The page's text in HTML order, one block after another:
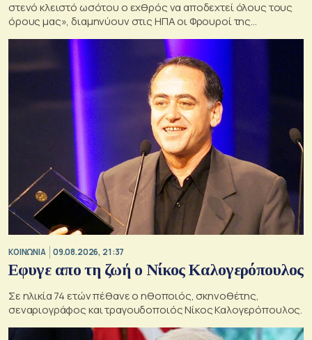
στενό κλειστό ωσότου ο εχθρός να αποδεχτεί όλους τους
όρους μας», διαμηνύουν στις ΗΠΑ οι Φρουροί της
Επανάστασης.
ΚΟΙΝΩΝΙΑ 09.08.2026, 21:37
Εφυγε απο τη ζωή ο Νίκος Καλογερόπουλος
Σε ηλικία 74 ετών πέθανε ο ηθοποιός, σκηνοθέτης,
σεναριογράφος και τραγουδοποιός Νίκος Καλογερόπουλος.